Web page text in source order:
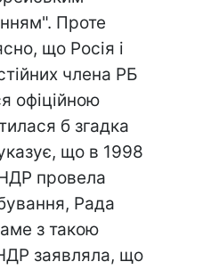
Проте
що Росія і
члена РБ
офіційною
б згадка
що в 1998
провела
Рада
з такою
заявляла, що